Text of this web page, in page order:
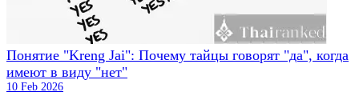
Понятие "Kreng Jai": Почему тайцы говорят "да", когда
имеют в виду "нет"
10 Feb 2026